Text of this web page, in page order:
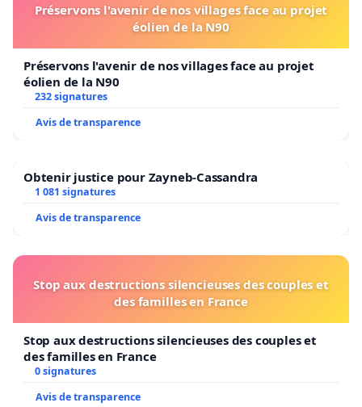
Préservons l'avenir de nos villages face au projet
éolien de la N90
Préservons l'avenir de nos villages face au projet
éolien de la N90
232 signatures
Avis de transparence
Obtenir justice pour Zayneb-Cassandra
1 081 signatures
Avis de transparence
Stop aux destructions silencieuses des couples et
des familles en France
Stop aux destructions silencieuses des couples et
des familles en France
0 signatures
Avis de transparence